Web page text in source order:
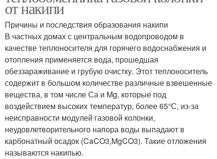
от накипи
Причины и последствия образования накипи
В частных домах с центральным водопроводом в
качестве теплоносителя для горячего водоснабжения и
отопления применяется вода, прошедшая
обеззараживание и грубую очистку. Этот теплоноситель
содержит в большом количестве различные взвешенные
вещества, в том числе Са и Mg, которые под
воздействием высоких температур, более 65°С, из-за
неисправности модулей газовой колонки,
неудовлетворительного напора воды выпадают в
карбонатный осадок (CaCO3,MgCO3). Такие отложения
называются накипью.